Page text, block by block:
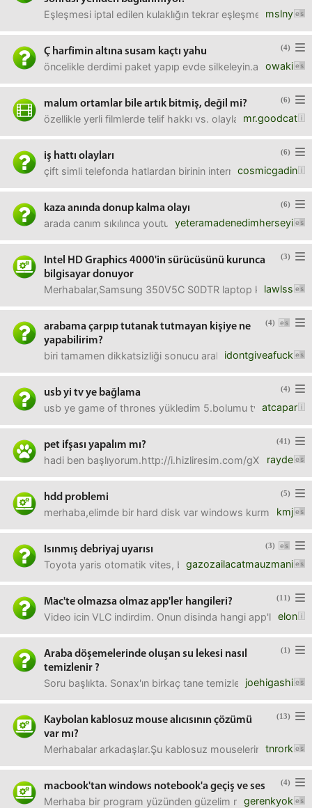
mslny
Eşleşmesi iptal edilen kulaklığın tekrar eşleşmesi için ne
(4)
Ç harfimin altına susam kaçtı yahu
owaki
öncelikle derdimi paket yapıp evde silkeleyin.az önce
(6)
malum ortamlar bile artık bitmiş, değil mi?
mr.goodcat
özellikle yerli filmlerde telif hakkı vs. olaylarından dolayı
(6)
iş hattı olayları
cosmicgadin
çift simli telefonda hatlardan birinin internet paketli
(6)
kaza anında donup kalma olayı
yeteramadenedimherseyi
arada canım sıkılınca youtube'da açıp kaza videoları
(3)
Intel HD Graphics 4000'in sürücüsünü kurunca
bilgisayar donuyor
lawlss
Merhabalar,Samsung 350V5C S0DTR laptop
(4)
arabama çarpıp tutanak tutmayan kişiye ne
yapabilirim?
idontgiveafuck
biri tamamen dikkatsizliği sonucu arabama çarptı. hasarı
(4)
usb yi tv ye bağlama
atcapar
usb ye game of thrones yükledim 5.bolumu tv açıyor
(41)
pet ifşası yapalım mı?
rayde
hadi ben başlıyorum.http://i.hizliresim.com/gXR3dQ.jpg
(5)
hdd problemi
kmj
merhaba,elimde bir hard disk var windows kurmaya
(3)
Isınmış debriyaj uyarısı
gazozailacatmauzmani
Toyota yaris otomatik vites, bu hatayı aldık. Yaklaşık 1
(11)
Mac'te olmazsa olmaz app'ler hangileri?
elon
Video icin VLC indirdim. Onun disinda hangi app'leri
(1)
Araba döşemelerinde oluşan su lekesi nasıl
temizlenir ?
joehigashi
Soru başlıkta. Sonax'ın birkaç tane temizleme ürününü
(13)
Kaybolan kablosuz mouse alıcısının çözümü
var mı?
tnrork
Merhabalar arkadaşlar.Şu kablosuz mouselerin usb
(4)
macbook'tan windows notebook'a geçiş ve ses
gerenkyok
Merhaba bir program yüzünden güzelim macbook air'imi